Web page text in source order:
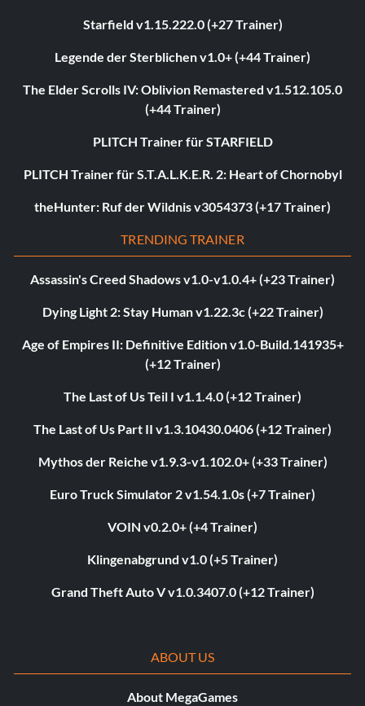
Starfield v1.15.222.0 (+27 Trainer)
Legende der Sterblichen v1.0+ (+44 Trainer)
The Elder Scrolls IV: Oblivion Remastered v1.512.105.0
(+44 Trainer)
PLITCH Trainer für STARFIELD
PLITCH Trainer für S.T.A.L.K.E.R. 2: Heart of Chornobyl
theHunter: Ruf der Wildnis v3054373 (+17 Trainer)
TRENDING TRAINER
Assassin's Creed Shadows v1.0-v1.0.4+ (+23 Trainer)
Dying Light 2: Stay Human v1.22.3c (+22 Trainer)
Age of Empires II: Definitive Edition v1.0-Build.141935+
(+12 Trainer)
The Last of Us Teil I v1.1.4.0 (+12 Trainer)
The Last of Us Part II v1.3.10430.0406 (+12 Trainer)
Mythos der Reiche v1.9.3-v1.102.0+ (+33 Trainer)
Euro Truck Simulator 2 v1.54.1.0s (+7 Trainer)
VOIN v0.2.0+ (+4 Trainer)
Klingenabgrund v1.0 (+5 Trainer)
Grand Theft Auto V v1.0.3407.0 (+12 Trainer)
ABOUT US
About MegaGames